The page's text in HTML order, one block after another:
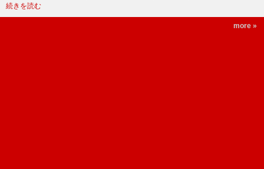
続きを読む
more »